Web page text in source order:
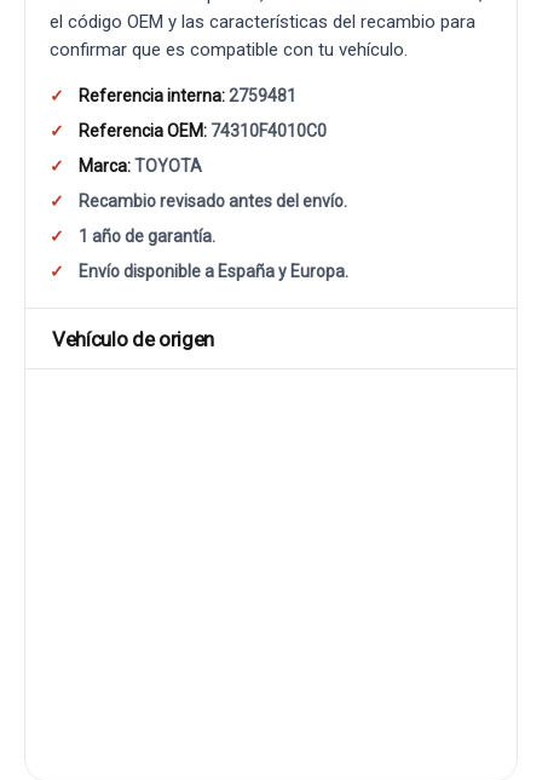
el código OEM y las características del recambio para
confirmar que es compatible con tu vehículo.
Referencia interna:2759481
Referencia OEM: 74310F4010C0
Marca:TOYOTA
Recambio revisado antes del envío.
1 año de garantía.
Envío disponible a España y Europa.
Vehículo de origen